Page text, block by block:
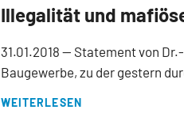
Illegalität und
31.01.2018 — Statement von
Baugewerbe, zu der gestern
WEITERLESEN